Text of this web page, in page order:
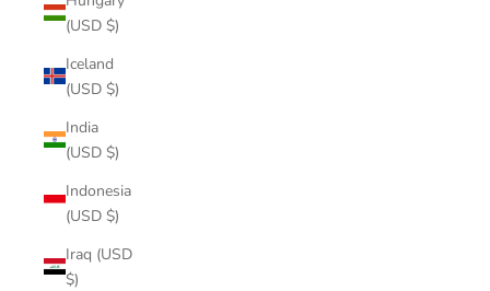
(USD $)
Iceland
(USD $)
India
(USD $)
Indonesia
(USD $)
Iraq (USD
$)